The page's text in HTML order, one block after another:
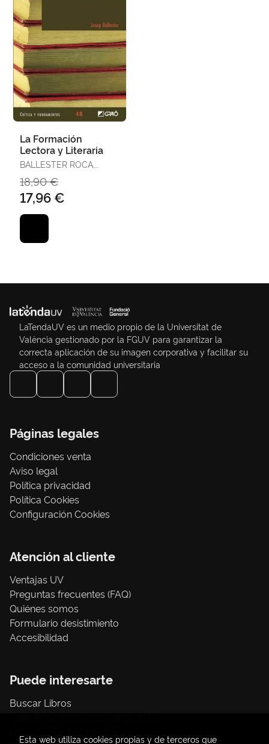
La Formación
Lectora y Literaria
BALLESTER ROCA,
18,90 €
17,96 €
LaTendaUV es un medio propio de la Universitat de
València gestionado por la FGUV para garantizar la
correcta aplicación de su imagen corporativa y facilitar su
acceso a la comunidad universitaria
Páginas legales
Condiciones venta
Aviso legal
Política privacidad
Política Cookies
Configuración Cookies
Atención al cliente
Ventajas UV
Preguntas frecuentes (FAQ)
Quiénes somos
Formulario desistimiento
Accesibilidad
Puede interesarte
Buscar Libros
Esta web utiliza cookies propias y de terceros que